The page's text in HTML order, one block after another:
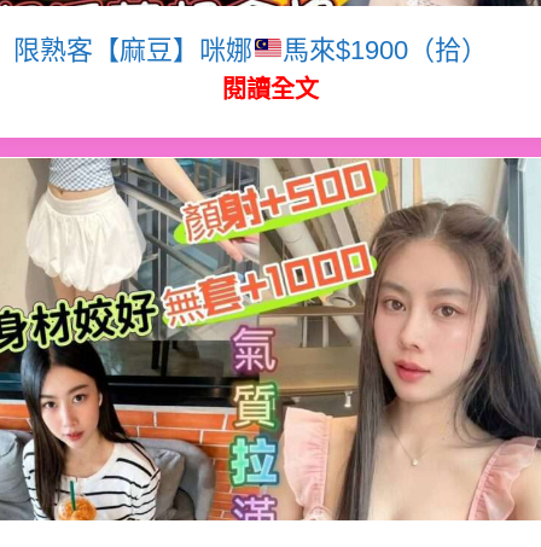
限熟客【麻豆】咪娜 馬來$1900（拾）
閱讀全文